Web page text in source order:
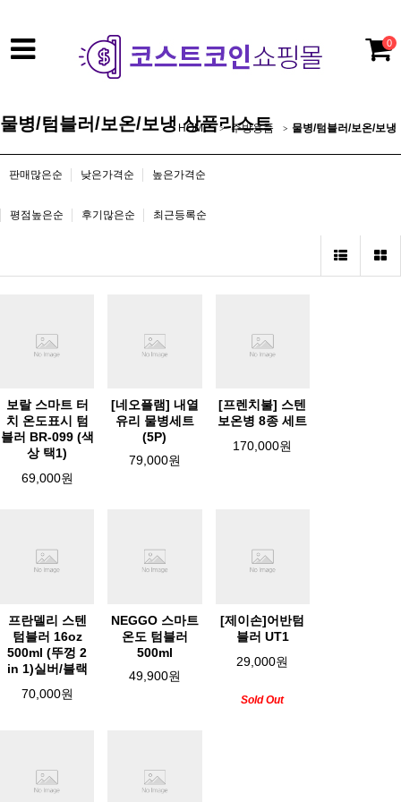
0
물병/텀블러/보온/보냉 상품리스트
HOME 주방용품 물병/텀블러/보온/보냉
판매많은순 낮은가격순 높은가격순
평점높은순 후기많은순 최근등록순
보랄 스마트 터
치 온도표시 텀
블러 BR-099 (색
상 택1)
69,000원
[네오플램] 내열
유리 물병세트
(5P)
79,000원
[프렌치불] 스텐
보온병 8종 세트
170,000원
프란델리 스텐
텀블러 16oz
500ml (뚜껑 2
in 1)실버/블랙
70,000원
NEGGO 스마트
온도 텀블러
500ml
49,900원
[제이손]어반텀
블러 UT1
29,000원
Sold Out